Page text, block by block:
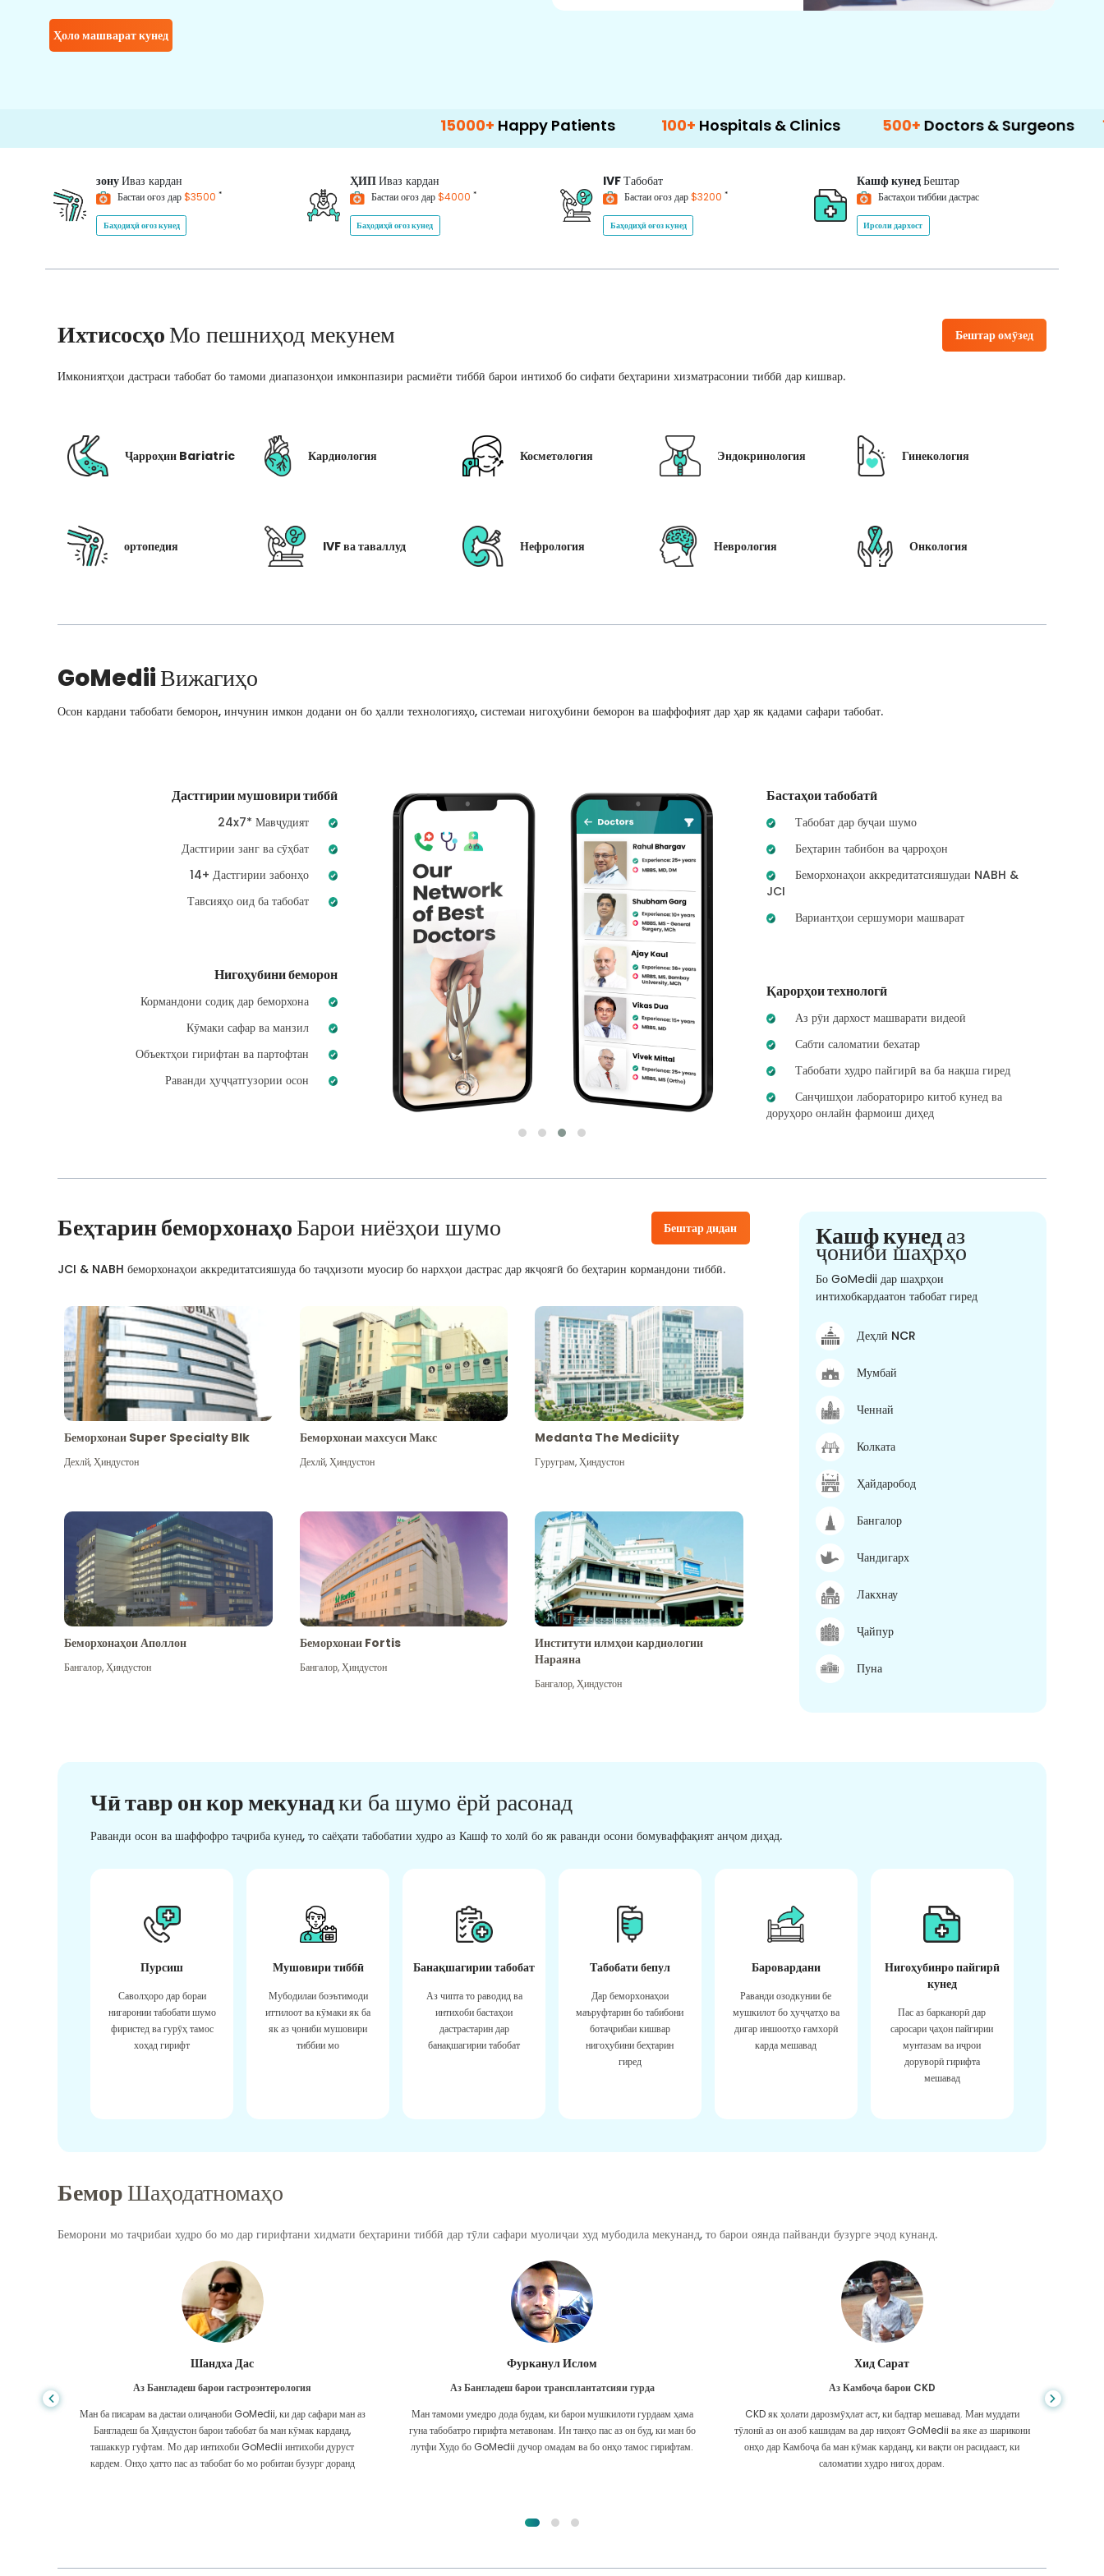
Ҳоло машварат кунед
Happy Patients 100+ Hospitals & Clinics 500+ Doctors & Surgeons 14+
зонуИваз кардан
Бастаи оғоз дар$3500 *
Баҳодиҳӣ оғоз кунед
ҲИПИваз кардан
Бастаи оғоз дар$4000 *
Баҳодиҳӣ оғоз кунед
IVFТабобат
Бастаи оғоз дар$3200 *
Баҳодиҳӣ оғоз кунед
Кашф кунедБештар
Бастаҳои тиббии дастрас
Ирсоли дархост
ИхтисосҳоМо пешниҳод мекунем Бештар омӯзед
Имкониятҳои дастраси табобат бо тамоми диапазонҳои имконпазири расмиёти тиббӣ барои интихоб бо сифати беҳтарини хизматрасонии тиббӣ дар кишвар.
Ҷарроҳии Bariatric Кардиология Косметология Эндокринология Гинекология
ортопедия IVF ва таваллуд Нефрология Неврология Онкология
GoMediiВижагиҳо
Осон кардани табобати беморон, инчунин имкон додани он бо ҳалли технологияҳо, системаи нигоҳубини беморон ва шаффофият дар ҳар як қадами сафари табобат.
Дастгирии мушовири тиббӣ
24x7* Мавҷудият
Дастгирии занг ва сӯҳбат
14+ Дастгирии забонҳо
Тавсияҳо оид ба табобат
Нигоҳубини беморон
Кормандони содиқ дар беморхона
Кӯмаки сафар ва манзил
Объектҳои гирифтан ва партофтан
Раванди ҳуҷҷатгузории осон
Бастаҳои табобатӣ
Табобат дар буҷаи шумо
Беҳтарин табибон ва ҷарроҳон
Беморхонаҳои аккредитатсияшудаи NABH &
JCI
Вариантҳои сершумори машварат
Қарорҳои технологӣ
Аз рӯи дархост машварати видеоӣ
Сабти саломатии бехатар
Табобати худро пайгирӣ ва ба нақша гиред
Санҷишҳои лабораториро китоб кунед ва
доруҳоро онлайн фармоиш диҳед
Беҳтарин беморхонаҳоБарои ниёзҳои шумо Бештар дидан
JCI & NABH беморхонаҳои аккредитатсияшуда бо таҷҳизоти муосир бо нархҳои дастрас дар якҷоягӣ бо беҳтарин кормандони тиббӣ.
Беморхонаи Super Specialty Blk
Дехлй,Ҳиндустон
Беморхонаи махсуси Макс
Дехлй,Ҳиндустон
Medanta The Mediciity
Гуруграм,Ҳиндустон
Беморхонаҳои Аполлон
Бангалор,Ҳиндустон
Беморхонаи Fortis
Бангалор,Ҳиндустон
Институти илмҳои кардиологии
Нараяна
Бангалор,Ҳиндустон
Кашф кунедаз
ҷониби шаҳрҳо
Бо GoMedii дар шаҳрҳои
интихобкардаатон табобат гиред
Деҳлӣ NCR
Мумбай
Ченнай
Колката
Ҳайдаробод
Бангалор
Чандигарх
Лакхнау
Ҷайпур
Пуна
Чӣ тавр он кор мекунадки ба шумо ёрй расонад
Раванди осон ва шаффофро таҷриба кунед, то саёҳати табобатии худро аз Кашф то холӣ бо як раванди осони бомуваффақият анҷом диҳад.
Пурсиш
Саволҳоро дар бораи
нигаронии табобати шумо
фиристед ва гурӯҳ тамос
хоҳад гирифт
Мушовири тиббӣ
Мубодилаи боэътимоди
иттилоот ва кӯмаки як ба
як аз ҷониби мушовири
тиббии мо
Банақшагирии табобат
Аз чипта то раводид ва
интихоби бастаҳои
дастрастарин дар
банақшагирии табобат
Табобати бепул
Дар беморхонаҳои
маъруфтарин бо табибони
ботаҷрибаи кишвар
нигоҳубини беҳтарин
гиред
Баровардани
Раванди озодкунии бе
мушкилот бо ҳуҷҷатҳо ва
дигар иншоотҳо ғамхорӣ
карда мешавад
Нигоҳубинро пайгирӣ
кунед
Пас аз барканорӣ дар
саросари ҷаҳон пайгирии
мунтазам ва иҷрои
доруворӣ гирифта
мешавад
БеморШаҳодатномаҳо
Беморони мо таҷрибаи худро бо мо дар гирифтани хидмати беҳтарини тиббӣ дар тӯли сафари муолиҷаи худ мубодила мекунанд, то барои оянда пайванди бузурге эҷод кунанд.
Шандха Дас
Аз Бангладеш барои гастроэнтерология
Ман ба писарам ва дастаи олиҷаноби GoMedii, ки дар сафари ман аз
Бангладеш ба Ҳиндустон барои табобат ба ман кӯмак карданд,
ташаккур гуфтам. Мо дар интихоби GoMedii интихоби дуруст
кардем. Онҳо ҳатто пас аз табобат бо мо робитаи бузург доранд
Фурканул Ислом
Аз Бангладеш барои трансплантатсияи гурда
Ман тамоми умедро дода будам, ки барои мушкилоти гурдаам ҳама
гуна табобатро гирифта метавонам. Ин танҳо пас аз он буд, ки ман бо
лутфи Худо бо GoMedii дучор омадам ва бо онҳо тамос гирифтам.
Хид Сарат
Аз Камбоҷа барои CKD
CKD як ҳолати дарозмӯҳлат аст, ки бадтар мешавад. Ман муддати
тӯлонӣ аз он азоб кашидам ва дар ниҳоят GoMedii ва яке аз шарикони
онҳо дар Камбоҷа ба ман кӯмак карданд, ки вақти он расидааст, ки
саломатии худро нигоҳ дорам.